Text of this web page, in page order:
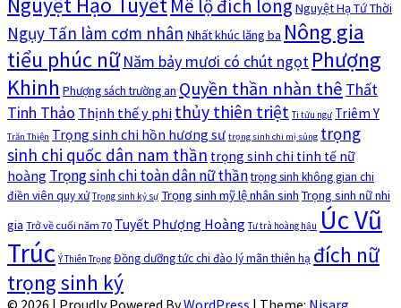
Nguyệt Hạo TuyếtMê lộ đích long Nguyệt Hạ Tứ Thời
Ngụy Tấn làm cơm nhân Nhất khúc lăng ba Nông gia
tiểu phúc nữ Năm bảy mươi có chút ngọt Phượng
Khinh Phượng sách trường an Quyền thần nhàn thê Thất
Tinh Thảo Thịnh thế y phi thủy thiên triệt Ti tửu ngư Triêm Y
Trăn Thiện Trọng sinh chi hồn hương sư trọng sinh chi mị sủng trọng
sinh chi quốc dân nam thần trọng sinh chi tinh tế nữ
hoàng Trọng sinh chi toàn dân nữ thầntrọng sinh không gian chi
điền viên quy xử Trọng sinh kỷ sự Trọng sinh mỹ lệ nhân sinh Trọng sinh nữ nhi
gia Trở về cuối năm 70 Tuyết Phượng Hoàng Tư trà hoàng hậu Úc Vũ
Trúc Ý Thiên Trọng Đồng dưỡng tức chi đào lý mãn thiên hạ đích nữ
trọng sinh ký